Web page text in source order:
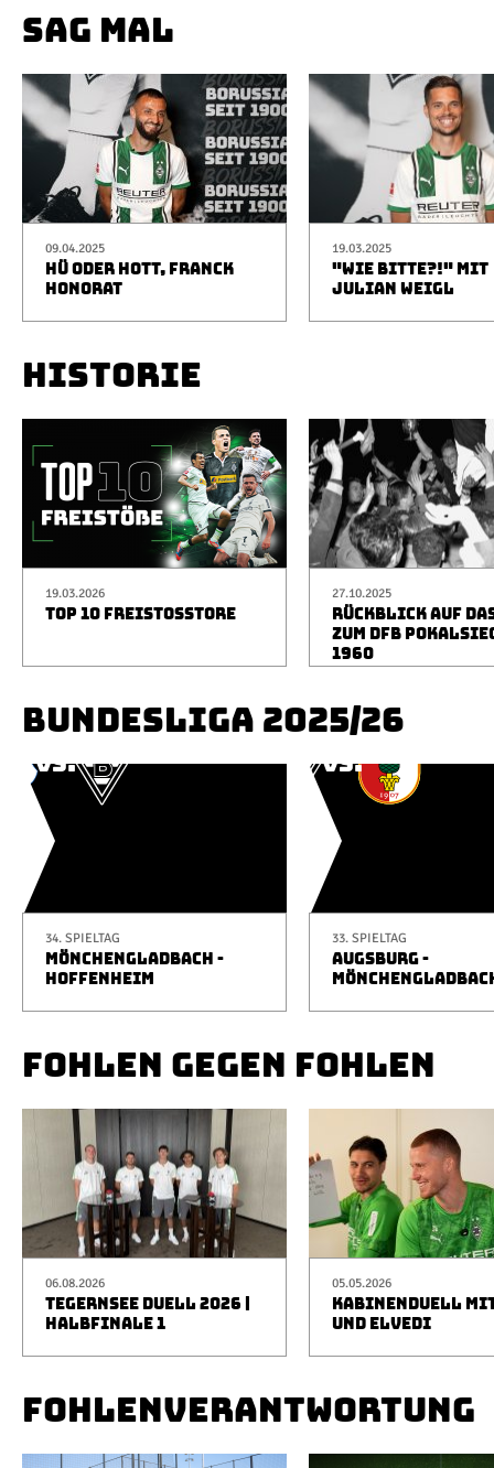
SAG MAL
09.04.2025
HÜ ODER HOTT, FRANCK
HONORAT
19.03.2025
"WIE BITTE?!" MIT
JULIAN WEIGL
HISTORIE
19.03.2026
TOP 10 FREISTOSSTORE
27.10.2025
RÜCKBLICK AUF
ZUM DFB
1960
BUNDESLIGA 2025/26
34. SPIELTAG
MÖNCHENGLADBACH -
HOFFENHEIM
33. SPIELTAG
AUGSBURG -
FOHLEN GEGEN FOHLEN
06.08.2026
TEGERNSEE DUELL 2026 |
HALBFINALE 1
05.05.2026
KABINENDUELL
UND ELVEDI
FOHLENVERANTWORTUNG